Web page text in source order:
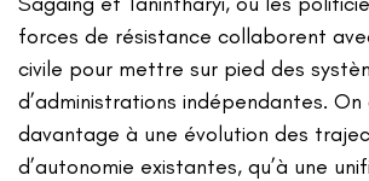
forces de résistance collaborent
civile pour mettre sur pied des
d’administrations indépendantes.
davantage à une évolution des
d’autonomie existantes, qu’à une